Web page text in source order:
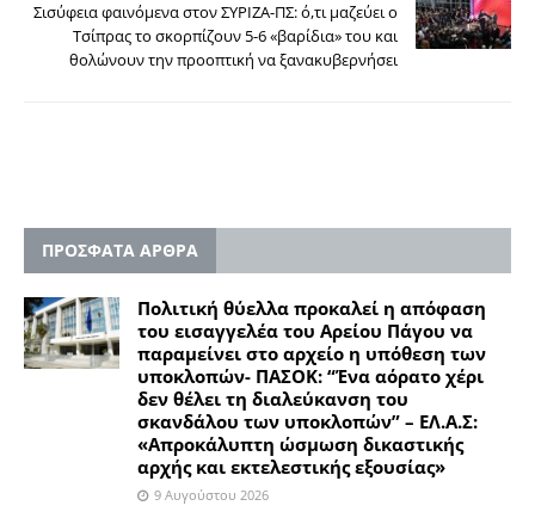
Σισύφεια φαινόμενα στον ΣΥΡΙΖΑ-ΠΣ: ό,τι μαζεύει ο
Τσίπρας το σκορπίζουν 5-6 «βαρίδια» του και
θολώνουν την προοπτική να ξανακυβερνήσει
ΠΡΟΣΦΑΤΑ ΑΡΘΡΑ
Πολιτική θύελλα προκαλεί η απόφαση
του εισαγγελέα του Αρείου Πάγου να
παραμείνει στο αρχείο η υπόθεση των
υποκλοπών- ΠΑΣΟΚ: “Ένα αόρατο χέρι
δεν θέλει τη διαλεύκανση του
σκανδάλου των υποκλοπών” – ΕΛ.Α.Σ:
«Απροκάλυπτη ώσμωση δικαστικής
αρχής και εκτελεστικής εξουσίας»
9 Αυγούστου 2026